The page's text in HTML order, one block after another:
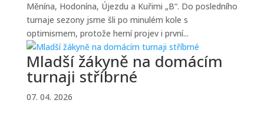
Měnína, Hodonína, Újezdu a Kuřimi „B“. Do posledního
turnaje sezony jsme šli po minulém kole s
optimismem, protože herní projev i první...
Mladší žákyně na domácím
turnaji stříbrné
07. 04. 2026